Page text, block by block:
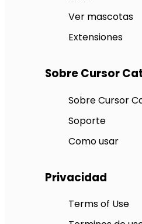
Ver mascotas
Extensiones
Sobre Cursor
Sobre Cursor
Soporte
Como usar
Privacidad
Terms of Use